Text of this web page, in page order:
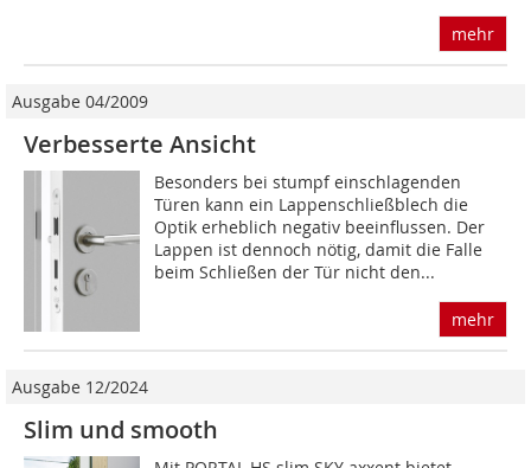
mehr
Ausgabe 04/2009
Verbesserte Ansicht
Besonders bei stumpf einschlagenden
Türen kann ein Lappenschließblech die
Optik erheblich negativ beeinflussen. Der
Lappen ist dennoch nötig, damit die Falle
beim Schließen der Tür nicht den...
mehr
Ausgabe 12/2024
Slim und smooth